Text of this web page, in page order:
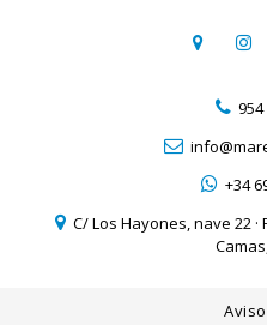
954
+34
C/ Los Hayones, nave 22